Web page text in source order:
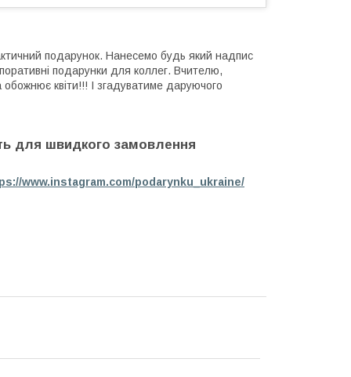
подарунок. Нанесемо будь який надпис
подарунки для коллег. Вчителю,
квіти!!! І згадуватиме даруючого
для швидкого замовлення
www.instagram.com/podarynku_ukraine/